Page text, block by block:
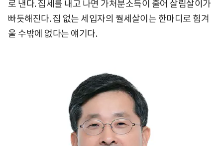
로 낸다. 집세를 내고 나면 가처분소득이 줄어 살림살이가
빠듯해진다. 집 없는 세입자의 월세살이는 한마디로 힘겨
울 수밖에 없다는 얘기다.